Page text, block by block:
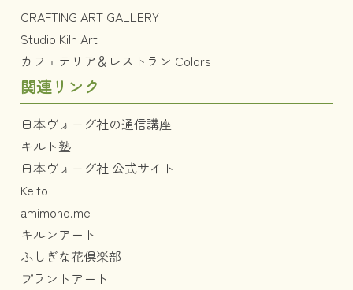
CRAFTING ART GALLERY
Studio Kiln Art
カフェテリア＆レストラン Colors
関連リンク
日本ヴォーグ社の通信講座
キルト塾
日本ヴォーグ社 公式サイト
Keito
amimono.me
キルンアート
ふしぎな花倶楽部
プラントアート